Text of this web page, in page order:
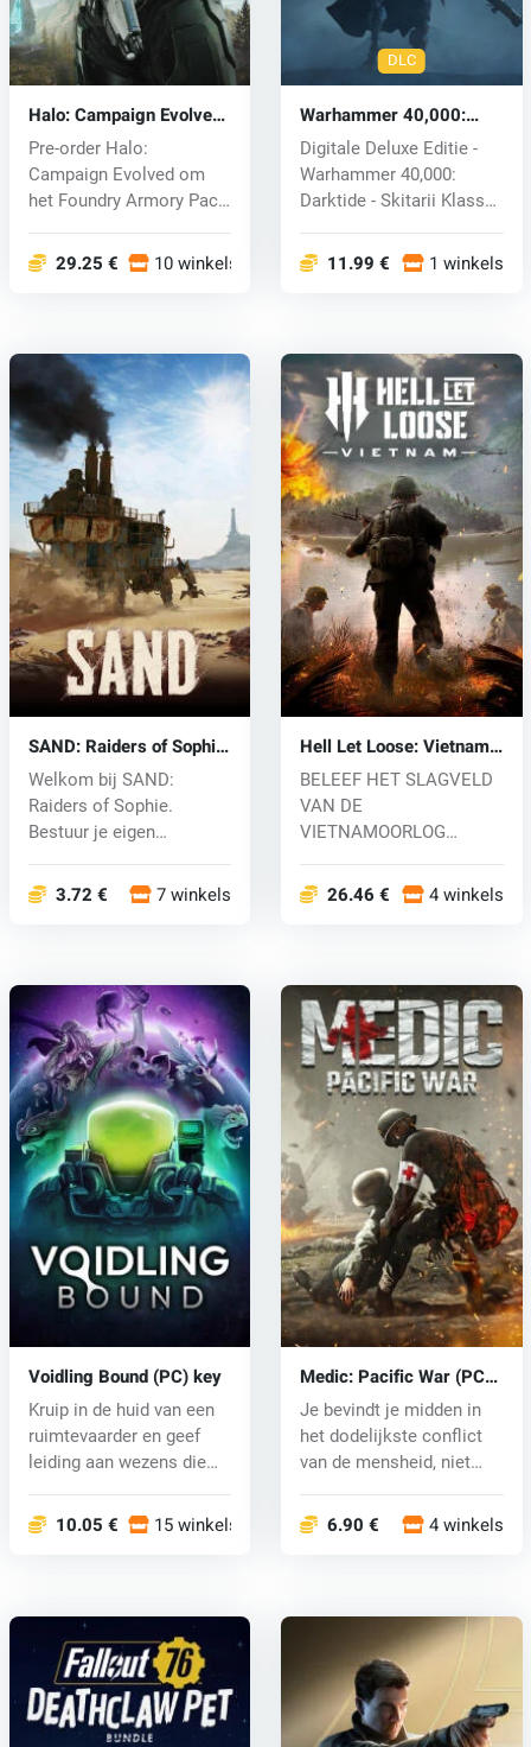
Halo: Campaign Evolved
(PC) key
Pre-order Halo:
Campaign Evolved om
het Foundry Armory Pack
29.25 € 10 winkels
DLC
Warhammer 40,000:
Darktide - Skitarii Class
(PC) key
Digitale Deluxe Editie -
Warhammer 40,000:
Darktide - Skitarii Klasse
11.99 € 1 winkels
SAND: Raiders of Sophie
(PC) key
Welkom bij SAND:
Raiders of Sophie.
Bestuur je eigen
een...3.72 € 7 winkels
Hell Let Loose: Vietnam
(PC) key
BELEEF HET SLAGVELD
VAN DE
VIETNAMOORLOG
het intense...
26.46 € 4 winkels
Voidling Bound (PC) key
Kruip in de huid van een
ruimtevaarder en geef
leiding aan wezens die
10.05 € 15 winkels
Medic: Pacific War (PC)
key
Je bevindt je midden in
het dodelijkste conflict
van de mensheid, niet
6.90 € 4 winkels